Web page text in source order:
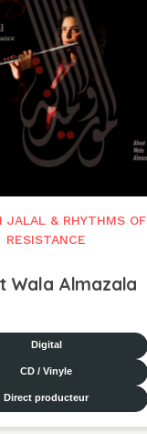
JALAL & RHYTHMS OF
RESISTANCE
Wala Almazala
Digital
CD / Vinyle
Direct producteur